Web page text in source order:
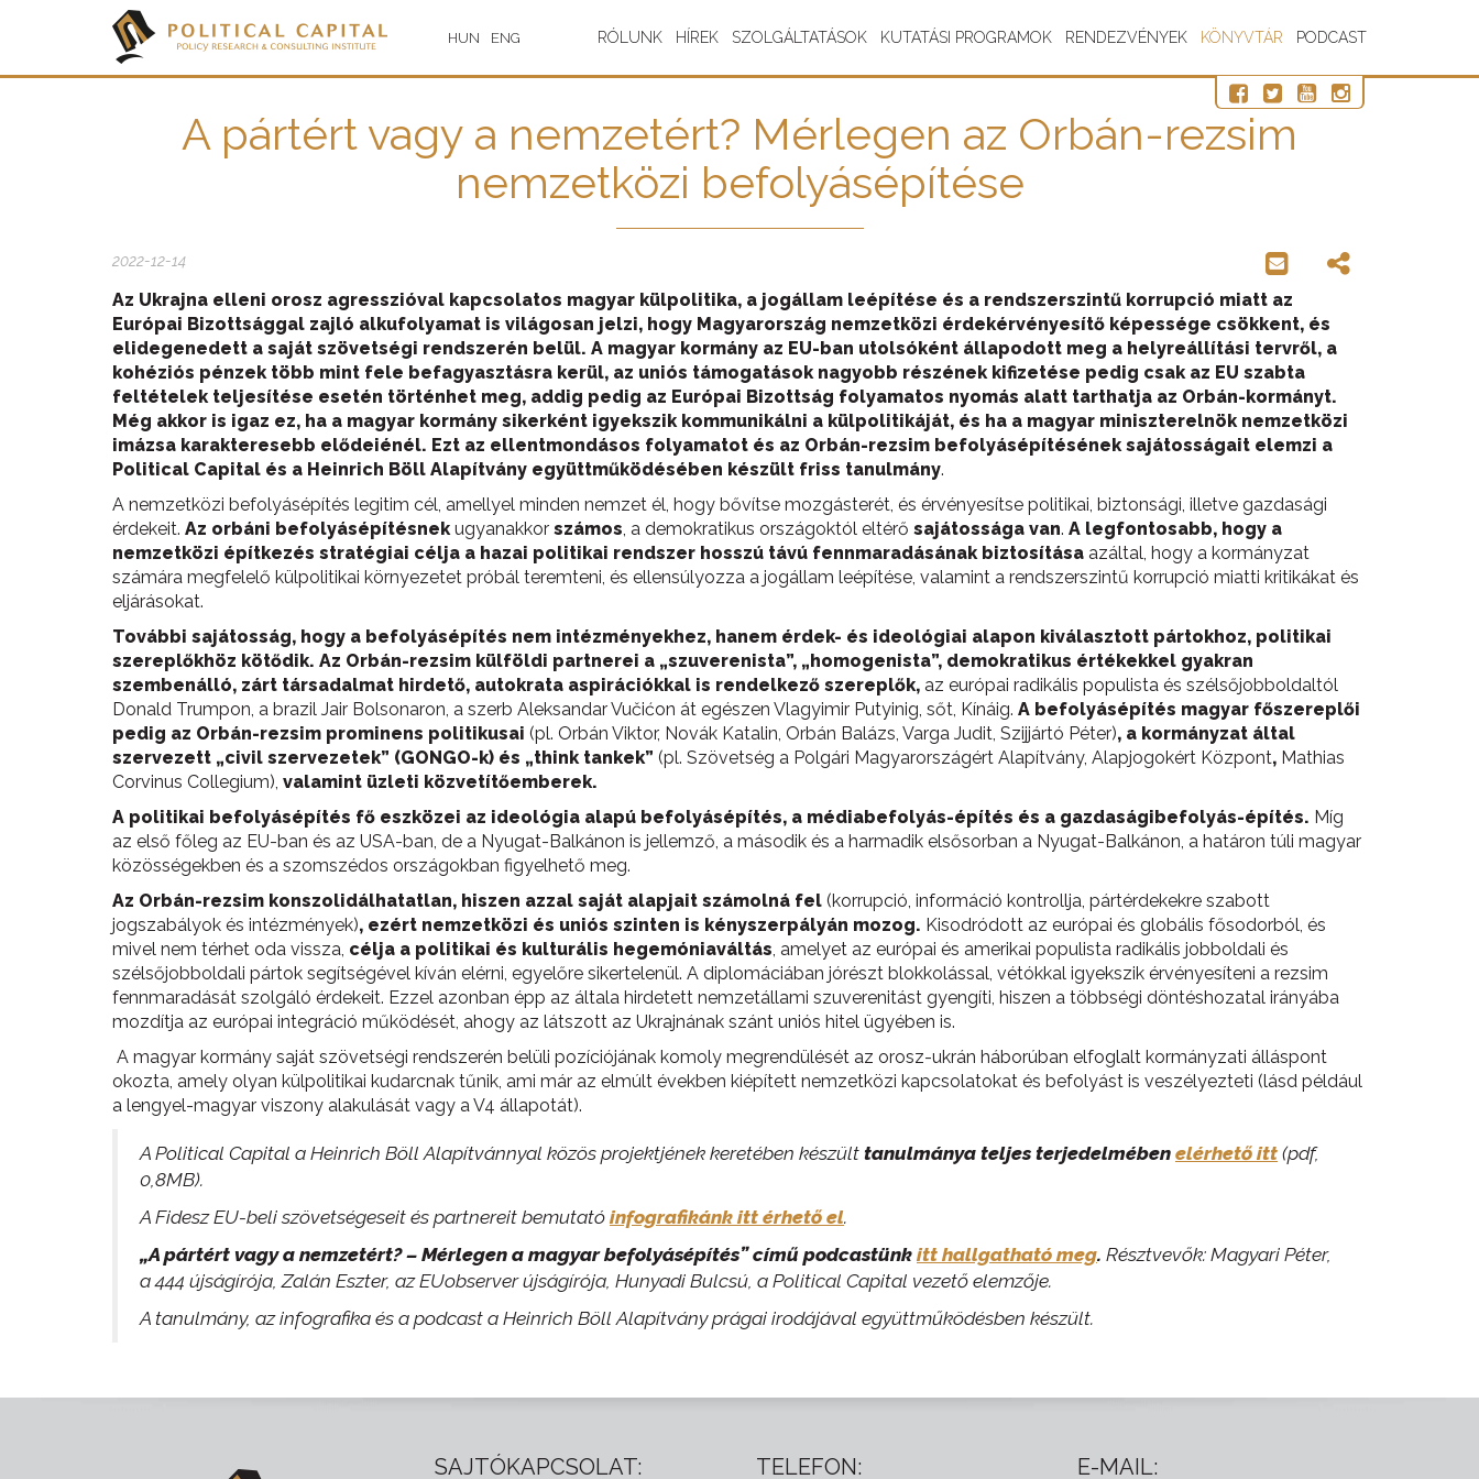
HUN ENG RÓLUNK HÍREK SZOLGÁLTATÁSOK KUTATÁSI PROGRAMOK RENDEZVÉNYEK KÖNYVTÁR PODCAST
A pártért vagy a nemzetért? Mérlegen az Orbán-rezsim
nemzetközi befolyásépítése
2022-12-14
Az Ukrajna elleni orosz agresszióval kapcsolatos magyar külpolitika, a jogállam leépítése és a rendszerszintű korrupció miatt az
Európai Bizottsággal zajló alkufolyamat is világosan jelzi, hogy Magyarország nemzetközi érdekérvényesítő képessége csökkent, és
elidegenedett a saját szövetségi rendszerén belül. A magyar kormány az EU-ban utolsóként állapodott meg a helyreállítási tervről, a
kohéziós pénzek több mint fele befagyasztásra kerül, az uniós támogatások nagyobb részének kifizetése pedig csak az EU szabta
feltételek teljesítése esetén történhet meg, addig pedig az Európai Bizottság folyamatos nyomás alatt tarthatja az Orbán-kormányt.
Még akkor is igaz ez, ha a magyar kormány sikerként igyekszik kommunikálni a külpolitikáját, és ha a magyar miniszterelnök nemzetközi
imázsa karakteresebb elődeiénél. Ezt az ellentmondásos folyamatot és az Orbán-rezsim befolyásépítésének sajátosságait elemzi a
Political Capital és a Heinrich Böll Alapítvány együttműködésében készült friss tanulmány.
A nemzetközi befolyásépítés legitim cél, amellyel minden nemzet él, hogy bővítse mozgásterét, és érvényesítse politikai, biztonsági, illetve gazdasági
érdekeit. Az orbáni befolyásépítésnekugyanakkor számos, a demokratikus országoktól eltérő sajátossága van. A legfontosabb, hogy a
nemzetközi építkezés stratégiai célja a hazai politikai rendszer hosszú távú fennmaradásának biztosítása azáltal, hogy a kormányzat
számára megfelelő külpolitikai környezetet próbál teremteni, és ellensúlyozza a jogállam leépítése, valamint a rendszerszintű korrupció miatti kritikákat és
eljárásokat.
További sajátosság, hogy a befolyásépítés nem intézményekhez, hanem érdek- és ideológiai alapon kiválasztott pártokhoz, politikai
szereplőkhöz kötődik. Az Orbán-rezsim külföldi partnerei a „szuverenista”, „homogenista”, demokratikus értékekkel gyakran
szembenálló, zárt társadalmat hirdető, autokrata aspirációkkal is rendelkező szereplők, az európai radikális populista és szélsőjobboldaltól
Donald Trumpon, a brazil Jair Bolsonaron, a szerb Aleksandar Vučićon át egészen Vlagyimir Putyinig, sőt, Kínáig. A befolyásépítés magyar főszereplői
pedig az Orbán-rezsim prominens politikusai (pl. Orbán Viktor, Novák Katalin, Orbán Balázs, Varga Judit, Szijjártó Péter), a kormányzat által
szervezett „civil szervezetek” (GONGO-k) és „think tankek” (pl. Szövetség a Polgári Magyarországért Alapítvány, Alapjogokért Központ, Mathias
Corvinus Collegium), valamint üzleti közvetítőemberek.
A politikai befolyásépítés fő eszközei az ideológia alapú befolyásépítés, a médiabefolyás-építés és a gazdaságibefolyás-építés. Míg
az első főleg az EU-ban és az USA-ban, de a Nyugat-Balkánon is jellemző, a második és a harmadik elsősorban a Nyugat-Balkánon, a határon túli magyar
közösségekben és a szomszédos országokban figyelhető meg.
Az Orbán-rezsim konszolidálhatatlan, hiszen azzal saját alapjait számolná fel (korrupció, információ kontrollja, pártérdekekre szabott
jogszabályok és intézmények), ezért nemzetközi és uniós szinten is kényszerpályán mozog. Kisodródott az európai és globális fősodorból, és
mivel nem térhet oda vissza, célja a politikai és kulturális hegemóniaváltás, amelyet az európai és amerikai populista radikális jobboldali és
szélsőjobboldali pártok segítségével kíván elérni, egyelőre sikertelenül. A diplomáciában jórészt blokkolással, vétókkal igyekszik érvényesíteni a rezsim
fennmaradását szolgáló érdekeit. Ezzel azonban épp az általa hirdetett nemzetállami szuverenitást gyengíti, hiszen a többségi döntéshozatal irányába
mozdítja az európai integráció működését, ahogy az látszott az Ukrajnának szánt uniós hitel ügyében is.
A magyar kormány saját szövetségi rendszerén belüli pozíciójának komoly megrendülését az orosz-ukrán háborúban elfoglalt kormányzati álláspont
okozta, amely olyan külpolitikai kudarcnak tűnik, ami már az elmúlt években kiépített nemzetközi kapcsolatokat és befolyást is veszélyezteti (lásd például
a lengyel-magyar viszony alakulását vagy a V4 állapotát).
A Political Capital a Heinrich Böll Alapítvánnyal közös projektjének keretében készült tanulmánya teljes terjedelmében elérhető itt (pdf,
0,8MB).
A Fidesz EU-beli szövetségeseit és partnereit bemutató infografikánk itt érhető el.
„A pártért vagy a nemzetért? – Mérlegen a magyar befolyásépítés” című podcastünk itt hallgatható meg. Résztvevők: Magyari Péter,
a 444 újságírója, Zalán Eszter, az EUobserver újságírója, Hunyadi Bulcsú, a Political Capital vezető elemzője.
A tanulmány, az infografika és a podcast a Heinrich Böll Alapítvány prágai irodájával együttműködésben készült.
SAJTÓKAPCSOLAT: TELEFON: E-MAIL: